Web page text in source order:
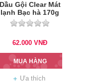
Dầu Gội Clear Mát
lạnh Bạc hà 170g
62.000 VNĐ
MUA HÀNG
Ưa thích